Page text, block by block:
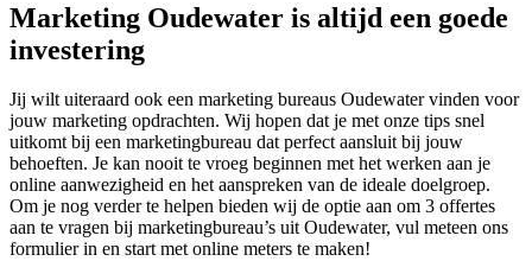
Marketing Oudewater is altijd een goede
investering
Jij wilt uiteraard ook een marketing bureaus Oudewater vinden voor
jouw marketing opdrachten. Wij hopen dat je met onze tips snel
uitkomt bij een marketingbureau dat perfect aansluit bij jouw
behoeften. Je kan nooit te vroeg beginnen met het werken aan je
online aanwezigheid en het aanspreken van de ideale doelgroep.
Om je nog verder te helpen bieden wij de optie aan om 3 offertes
aan te vragen bij marketingbureau’s uit Oudewater, vul meteen ons
formulier in en start met online meters te maken!